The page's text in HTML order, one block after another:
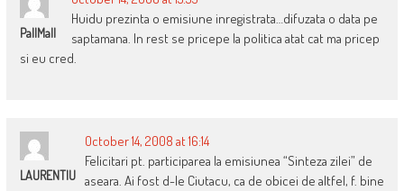
PallMall
Huidu prezinta o emisiune inregistrata…difuzata o data pe
saptamana. In rest se pricepe la politica atat cat ma pricep
si eu cred.
LAURENTIU
October 14, 2008 at 16:14
Felicitari pt. participarea la emisiunea “Sinteza zilei” de
aseara. Ai fost d-le Ciutacu, ca de obicei de altfel, f. bine